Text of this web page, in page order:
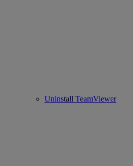
Uninstall TeamViewer